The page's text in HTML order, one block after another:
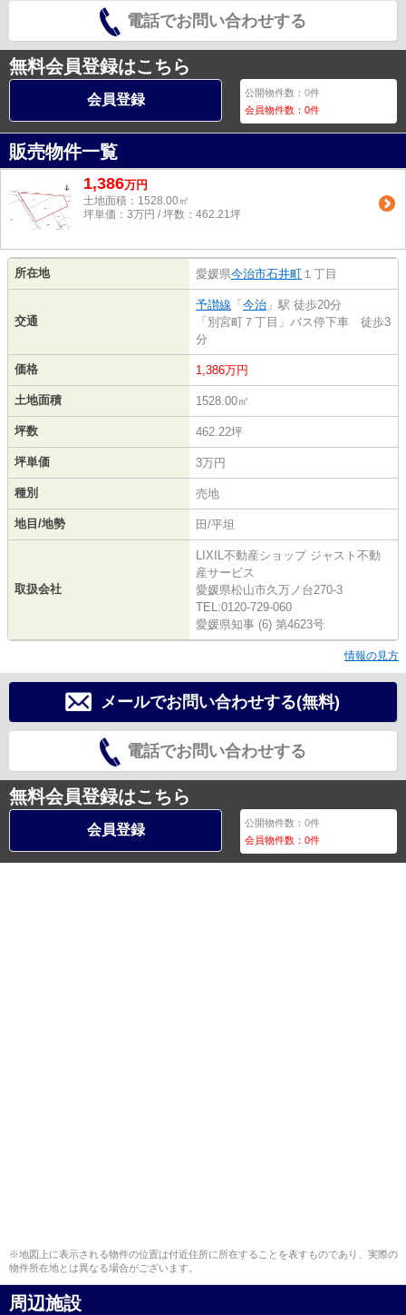
電話でお問い合わせする
無料会員登録はこちら
会員登録 公開物件数：0件
会員物件数：0件
販売物件一覧
1,386万円
土地面積：1528.00㎡
坪単価：3万円 / 坪数：462.21坪
所在地 愛媛県今治市石井町 １丁目
交通
予讃線 「 今治 」駅 徒歩20分
「別宮町７丁目」バス停下車 徒歩3
分
価格 1,386万円
土地面積 1528.00㎡
坪数 462.22坪
坪単価 3万円
種別 売地
地目/地勢 田/平坦
取扱会社
LIXIL不動産ショップ ジャスト不動
産サービス
愛媛県松山市久万ノ台270-3
TEL:0120-729-060
愛媛県知事 (6) 第4623号
情報の見方
メールでお問い合わせする(無料)
電話でお問い合わせする
無料会員登録はこちら
会員登録 公開物件数：0件
会員物件数：0件
※地図上に表示される物件の位置は付近住所に所在することを表すものであり、実際の
物件所在地とは異なる場合がございます。
周辺施設